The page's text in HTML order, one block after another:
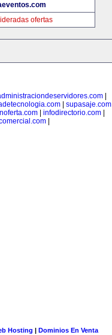
ofertas
|
| supasaje.com|
| infodirectorio.com|
Hosting | Dominios En Venta